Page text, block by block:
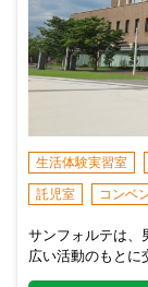
生活体験実習室
託児室
コンベ
サンフォルテは、
広い活動のもとに